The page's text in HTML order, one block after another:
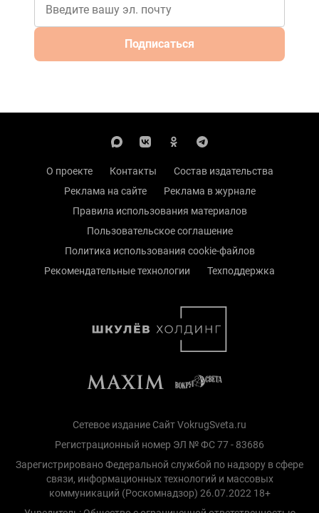
Подписаться
О проекте Контакты
Состав издательства
Реклама на сайте
Реклама в журнале
Правила использования материалов
Пользовательское соглашение
Политика использования cookie-файлов
Рекомендательные технологии
Техподдержка
Сетевое издание Сайт VokrugSveta.ru
Регистрационный номер ЭЛ № ФС 77 - 83686
Зарегистрировано Федеральной службой по надзору в сфере
связи, информационных технологий и массовых
коммуникаций (Роскомнадзор) 26.07.2022 18+